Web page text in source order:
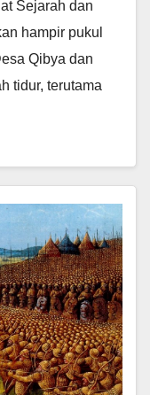
Sejarah dan
hampir pukul
Qibya dan
tidur, terutama